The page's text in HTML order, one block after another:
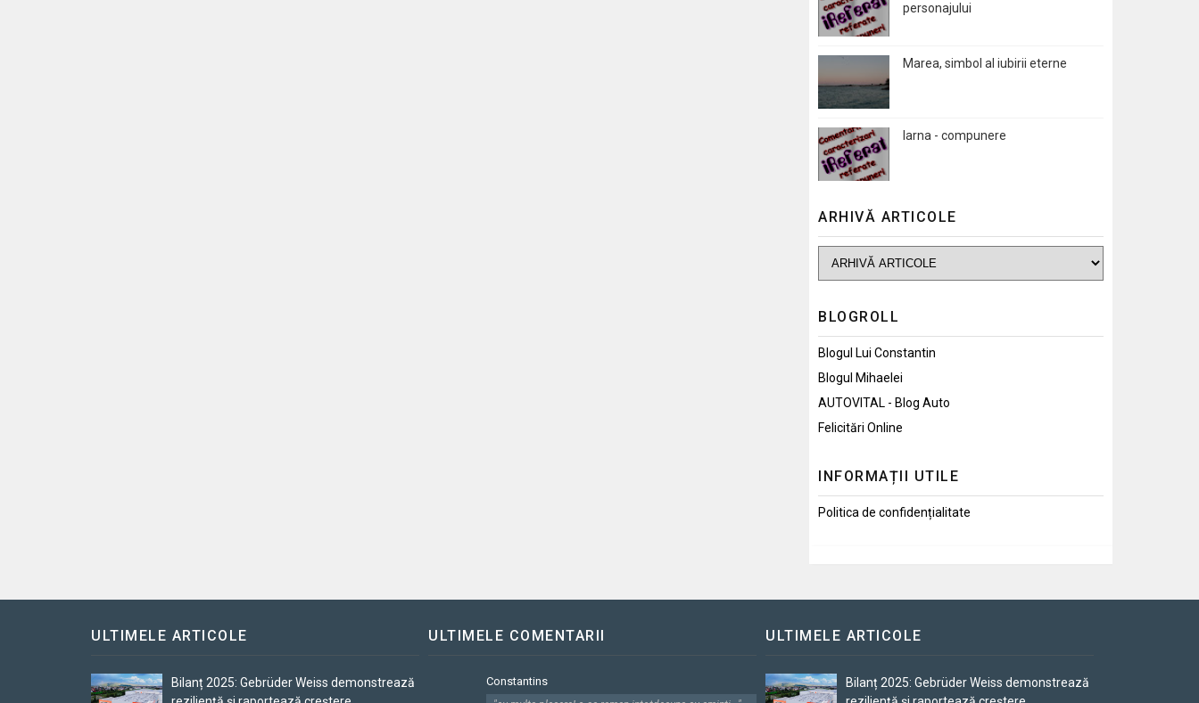
personajului
Marea, simbol al iubirii eterne
Iarna - compunere
ARHIVĂ ARTICOLE
BLOGROLL
Blogul Lui Constantin
Blogul Mihaelei
AUTOVITAL - Blog Auto
Felicitări Online
INFORMAȚII UTILE
Politica de confidențialitate
ULTIMELE ARTICOLE
Bilanț 2025: Gebrüder Weiss demonstrează
ULTIMELE COMENTARII
Constantins
ULTIMELE ARTICOLE
Bilanț 2025: Gebrüder Weiss demonstrează